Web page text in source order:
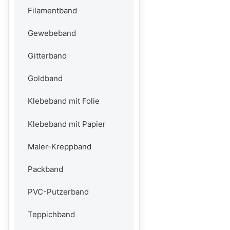
Filamentband
Gewebeband
Gitterband
Goldband
Klebeband mit Folie
Klebeband mit Papier
Maler-Kreppband
Packband
PVC-Putzerband
Teppichband